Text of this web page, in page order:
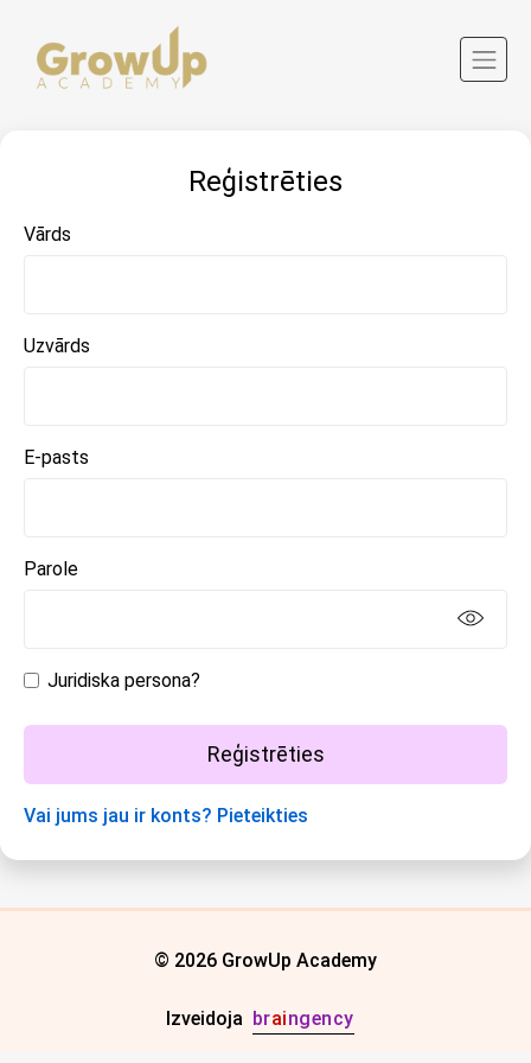
Reģistrēties
Vārds
Uzvārds
E-pasts
Parole
Juridiska persona?
Reģistrēties
Vai jums jau ir konts? Pieteikties
© 2026 GrowUp Academy
Izveidoja braingency